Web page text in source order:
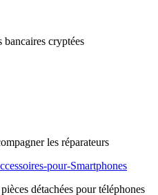
bancaires cryptées
les réparateurs
détachées pour téléphones